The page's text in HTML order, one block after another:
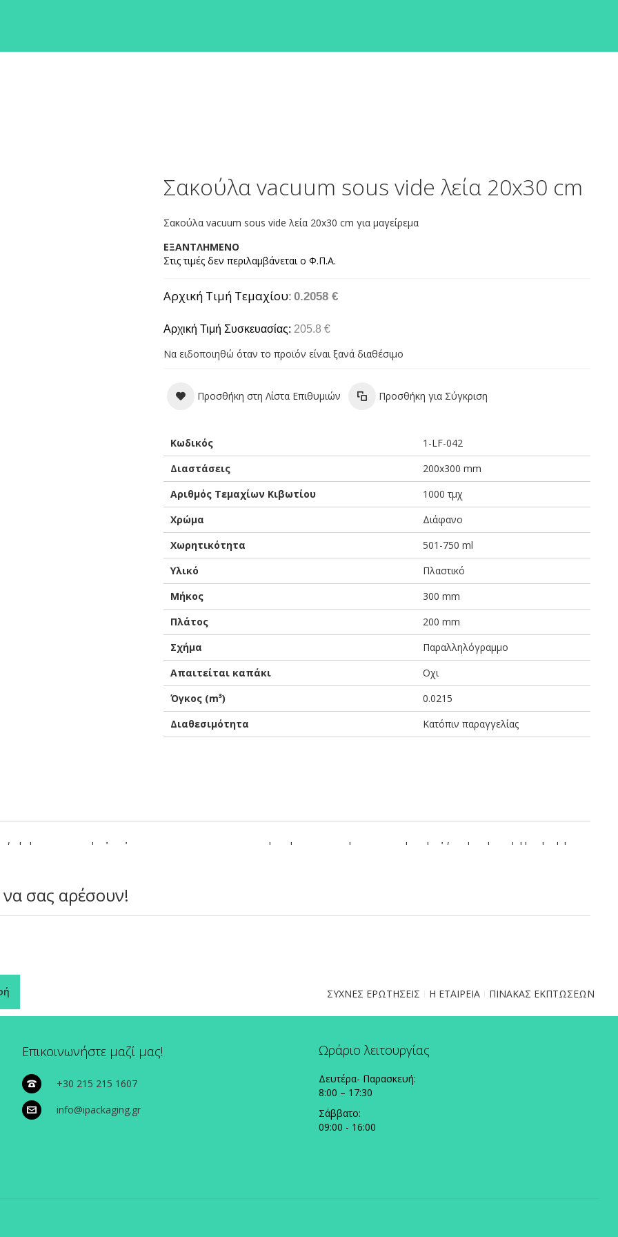
Σακούλα vacuum sous vide λεία 20x30 cm
Σακούλα vacuum sous vide λεία 20x30 cm για μαγείρεμα
ΕΞΑΝΤΛΗΜΕΝΟ
Αρχική Τιμή Τεμαχίου 0.2058 €
Αρχική Τιμή Συσκευασίας: 205.8 €
Να ειδοποιηθώ όταν το προϊόν είναι ξανά διαθέσιμο
Προσθήκη στη Λίστα Επιθυμιών Προσθήκη για Σύγκριση
Περισσότερες
Πληροφορίες
Κωδικός
1-LF-042
Διαστάσεις
200x300 mm
Αριθμός Τεμαχίων Κιβωτίου
1000 τμχ
Χρώμα
Διάφανο
Χωρητικότητα
501-750 ml
Υλικό
Πλαστικό
Μήκος
300 mm
Πλάτος
200 mm
Σχήμα
Παραλληλόγραμμο
Απαιτείται καπάκι
Οχι
Όγκος (m³)
0.0215
Διαθεσιμότητα
Κατόπιν παραγγελίας
σας αρέσουν!
ΣΥΧΝΕΣ ΕΡΩΤΗΣΕΙΣ Η ΕΤΑΙΡΕΙΑ ΠΙΝΑΚΑΣ ΕΚΠΤΩΣΕΩΝ
Επικοινωνήστε μαζί μας!
+30 215 215 1607
info@ipackaging.gr
Ωράριο λειτουργίας
Δευτέρα- Παρασκευή:
8:00 – 17:30
Σάββατο:
09:00 - 16:00